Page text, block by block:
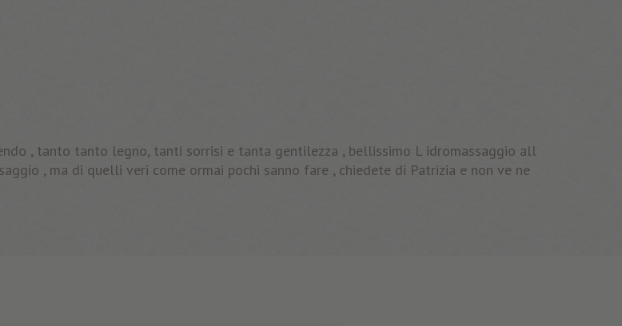
, tanto tanto legno, tanti sorrisi e tanta gentilezza , bellissimo L idromassaggio all
, ma di quelli veri come ormai pochi sanno fare , chiedete di Patrizia e non ve ne